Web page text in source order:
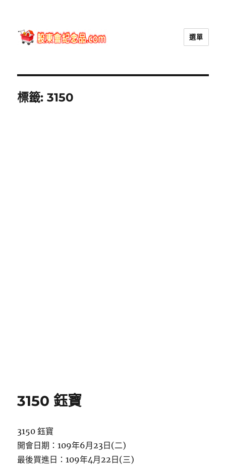
選單
標籤:3150
3150 鈺寶
3150 鈺寶
開會日期：109年6月23日(二)
最後買進日：109年4月22日(三)